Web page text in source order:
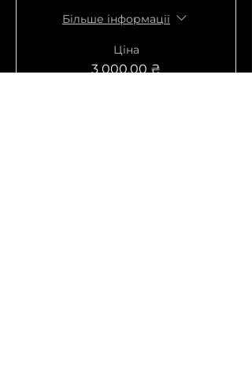
Більше інформації
Ціна
3 000,00 ₴